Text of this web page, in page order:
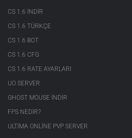
CS 1.6 INDIR
CS 1.6 TÜRKÇE
CS 1.6 BOT
CS 1.6 CFG
CS 1.6 RATE AYARLARI
UO SERVER
GHOST MOUSE INDIR
FPS NEDIR?
ULTIMA ONLINE PVP SERVER